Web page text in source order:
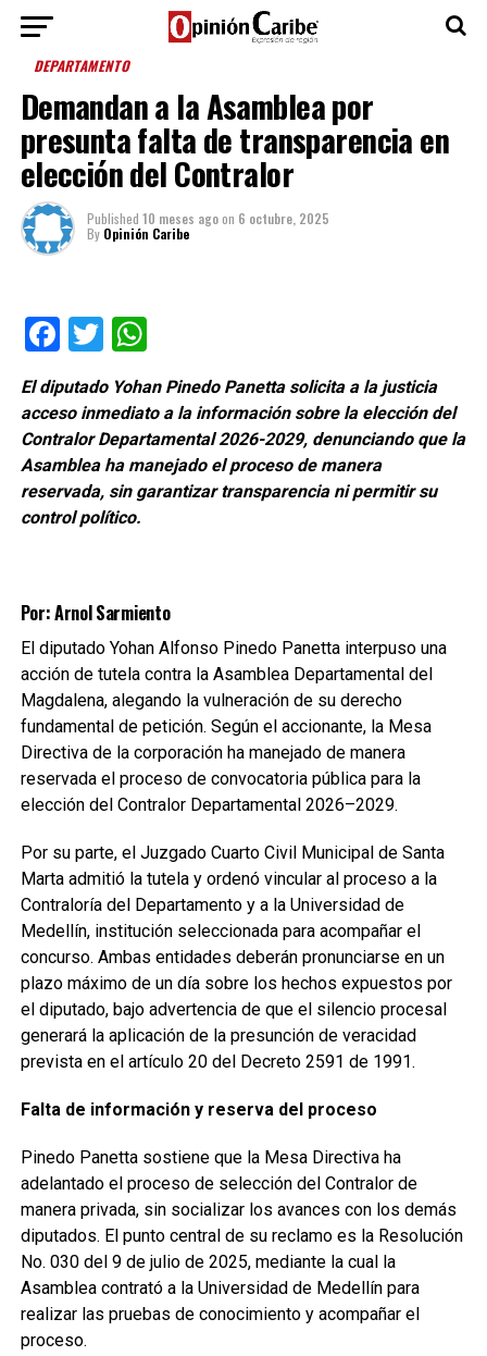
DEPARTAMENTO
Demandan a la Asamblea por
presunta falta de transparencia en
elección del Contralor
Published 10 meses agoon 6 octubre, 2025
By Opinión Caribe
Facebook
TwitterWhatsApp
El diputado Yohan Pinedo Panetta solicita a la justicia
acceso inmediato a la información sobre la elección del
Contralor Departamental 2026-2029, denunciando que la
Asamblea ha manejado el proceso de manera
reservada, sin garantizar transparencia ni permitir su
control político.
Por: Arnol Sarmiento
El diputado Yohan Alfonso Pinedo Panetta interpuso una
acción de tutela contra la Asamblea Departamental del
Magdalena, alegando la vulneración de su derecho
fundamental de petición. Según el accionante, la Mesa
Directiva de la corporación ha manejado de manera
reservada el proceso de convocatoria pública para la
elección del Contralor Departamental 2026–2029.
Por su parte, el Juzgado Cuarto Civil Municipal de Santa
Marta admitió la tutela y ordenó vincular al proceso a la
Contraloría del Departamento y a la Universidad de
Medellín, institución seleccionada para acompañar el
concurso. Ambas entidades deberán pronunciarse en un
plazo máximo de un día sobre los hechos expuestos por
el diputado, bajo advertencia de que el silencio procesal
generará la aplicación de la presunción de veracidad
prevista en el artículo 20 del Decreto 2591 de 1991.
Falta de información y reserva del proceso
Pinedo Panetta sostiene que la Mesa Directiva ha
adelantado el proceso de selección del Contralor de
manera privada, sin socializar los avances con los demás
diputados. El punto central de su reclamo es la Resolución
No. 030 del 9 de julio de 2025, mediante la cual la
Asamblea contrató a la Universidad de Medellín para
realizar las pruebas de conocimiento y acompañar el
proceso.